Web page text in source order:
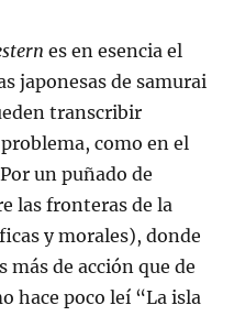
es en esencia el
japonesas de samurai
transcribir
como en el
un puñado de
las fronteras de la
y morales), donde
más de acción que de
hace poco leí “La isla